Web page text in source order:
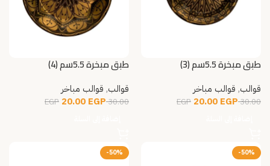
طبق مبخرة 5.5سم (3)
قوالب, قوالب مباخر
30.00
EGP 20.00 EGP
طبق مبخرة 5.5سم (4)
قوالب, قوالب مباخر
30.00
EGP 20.00 EGP
-50%
-50%